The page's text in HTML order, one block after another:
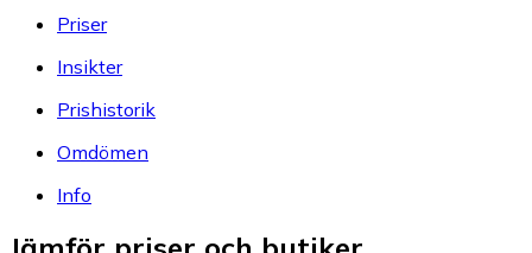
Priser
Insikter
Prishistorik
Omdömen
Info